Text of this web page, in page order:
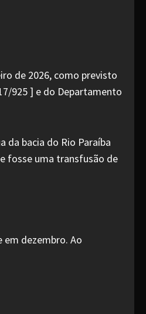
de 2026, como previsto
925 ] e do Departamento
da bacia do Rio Paraíba
fosse uma transfusão de
dezembro. Ao